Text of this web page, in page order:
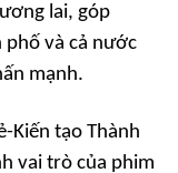
lai, góp
phố và cả nước
mạnh.
Kiến tạo Thành
vai trò của phim